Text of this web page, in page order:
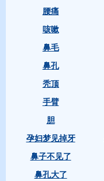
腰痛
咳嗽
鼻毛
鼻孔
秃顶
手臂
胆
孕妇梦见掉牙
鼻子不见了
鼻孔大了